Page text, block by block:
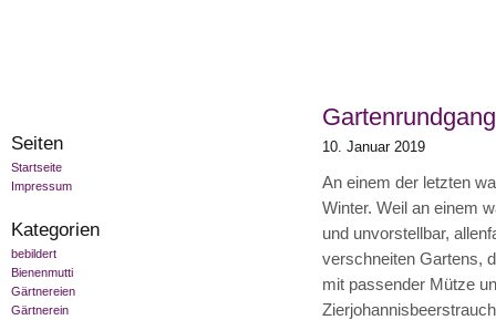
Seiten
Startseite
Impressum
Kategorien
bebildert
Bienenmutti
Gärtnereien
Gärtnerein
Gartenrundgang
10. Januar 2019
An einem der letzten
Winter. Weil an einem
und unvorstellbar,
verschneiten Gartens,
mit passender Mütze